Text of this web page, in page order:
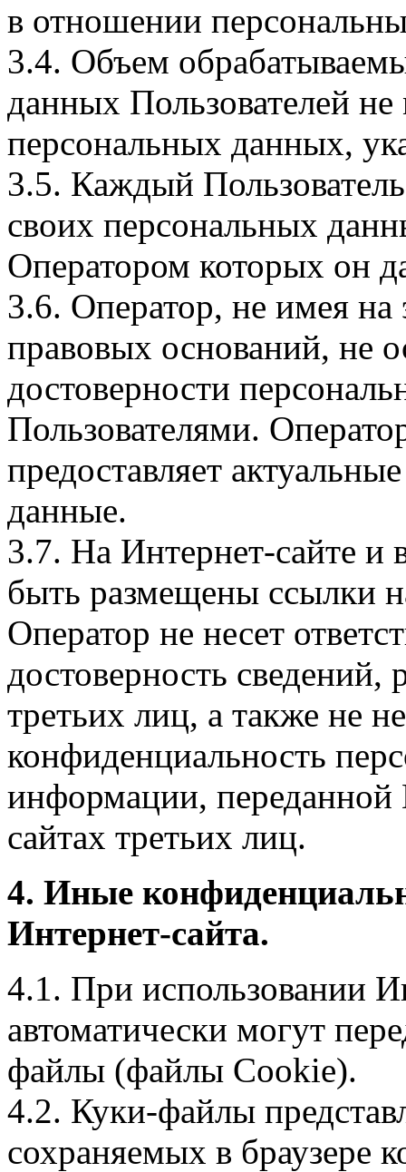
в отношении
3.4. Объем
данных Пользователей
персональных данных,
3.5. Каждый
своих персональных
Оператором которых он
3.6. Оператор, не имея
правовых оснований, не
достоверности
Пользователями.
предоставляет
данные.
3.7. На Интернет-сайте
быть размещены ссылки
Оператор не несет
достоверность
третьих лиц, а также не
конфиденциальность
информации, переданной
сайтах третьих лиц.
4. Иные
Интернет-сайта.
4.1. При использовании
автоматически могут
файлы (файлы Cookie).
4.2. Куки-файлы
сохраняемых в браузере